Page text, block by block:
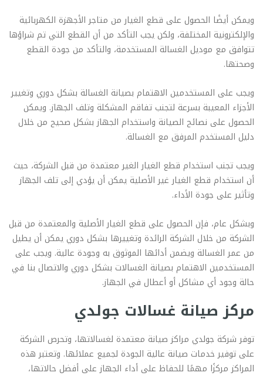
ويمكن أيضًا الحصول على قطع الغيار من متاجر الأجهزة الكهربائية
والإلكترونية المختلفة، ولكن يجب التأكد من أن القطع التي تم شراؤها
تتوافق مع موديل الغسالة المستخدمة، والتأكد من جودة القطع
وصحتها.
ويجب على المستخدمين الاهتمام بصيانة الغسالة بشكل دوري وتغيير
الأجزاء المعيبة بسرعة لتجنب تفاقم المشكلة وتلف الجهاز. ويمكن
الحصول على نصائح الصيانة واستخدام الجهاز بشكل صحيح من خلال
دليل المستخدم المرفق مع الغسالة.
ويجب تجنب استخدام قطع الغيار الغير معتمدة من قبل الشركة، حيث
أن استخدام قطع الغيار غير الأصلية يمكن أن يؤدي إلى تلف الجهاز
وتأثير على جودة الأداء.
وبشكل عام، فإن الحصول على قطع الغيار الأصلية والمعتمدة من قبل
الشركة من خلال الشركة الرائدة وتغييرها بشكل دوري يمكن أن يطيل
من عمر الغسالة ويضمن أدائها الموثوق به وجودة عالية. ويجب على
المستخدمين الاهتمام بصيانة الغسالات بشكل دوري والاتصال بنا في
حالة وجود أي مشاكل أو أعطال في الجهاز.
مركز صيانة غسالات جولدي
توفر شركة جولدي مراكز صيانة معتمدة لغسالاتها، وتحرص الشركة
على توفير خدمات صيانة عالية الجودة لجميع عملائها. وتعتبر هذه
المراكز مركزًا مهمًا للحفاظ على أداء الجهاز على أفضل حالاتها،